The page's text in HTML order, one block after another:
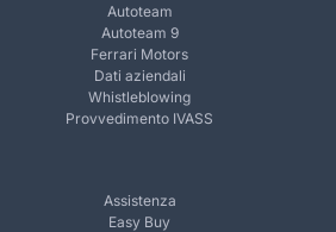
Autoteam
Autoteam 9
Ferrari Motors
Dati aziendali
Whistleblowing
Provvedimento IVASS
Assistenza
Easy Buy